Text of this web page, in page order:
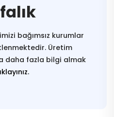
bağımsız kurumlar
Üretim
daha fazla bilgi almak